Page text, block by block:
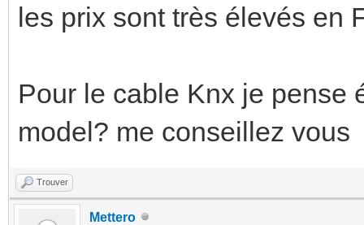
les prix sont très élevés en
Pour le cable Knx je pense
model? me conseillez vous
Trouver
Mettero